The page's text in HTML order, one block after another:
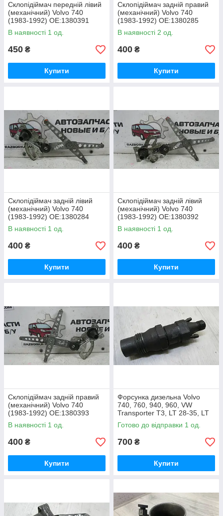
Склопідіймач передній лівий
(механічний) Volvo 740
(1983-1992) OE:1380391
В наявності 1 од.
450 ₴
Купити
Склопідіймач задній правий
(механічний) Volvo 740
(1983-1992) OE:1380285
В наявності 2 од.
400 ₴
Купити
Склопідіймач задній лівий
(механічний) Volvo 740
(1983-1992) OE:1380284
В наявності 1 од.
400 ₴
Купити
Склопідіймач задній лівий
(механічний) Volvo 740
(1983-1992) OE:1380392
В наявності 1 од.
400 ₴
Купити
Склопідіймач задній правий
(механічний) Volvo 740
(1983-1992) OE:1380393
В наявності 1 од.
400 ₴
Купити
Форсунка дизельна Volvo
740, 760, 940, 960, VW
Transporter T3, LT 28-35, LT
40-55 1.6/1.7/2.4D OE:
068130201C
Готово до відправки 1 од.
700 ₴
Купити